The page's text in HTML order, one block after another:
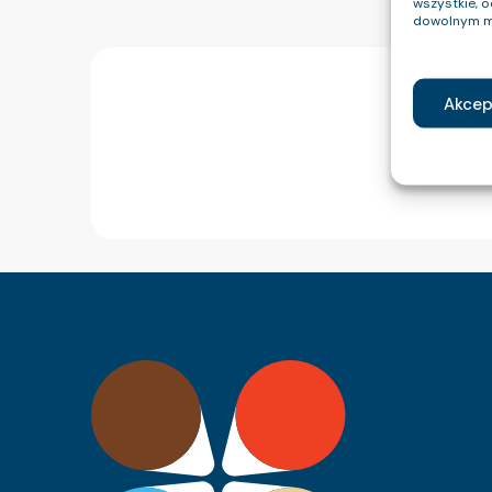
dowolnym